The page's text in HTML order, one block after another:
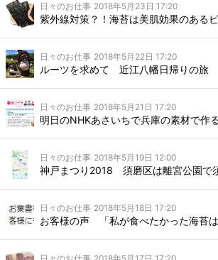
日々のお仕事 2018年5月23日 17:20
日々のお仕事 2018年5月22日 17:20
ルーツを求めて 近江八幡日帰りの旅
日々のお仕事 2018年5月21日 17:20
日々のお仕事 2018年5月19日 12:00
神戸まつり2018 須磨区は離宮公園で
日々のお仕事 2018年5月18日 17:20
お客様の声 「私が食べたかった海苔は